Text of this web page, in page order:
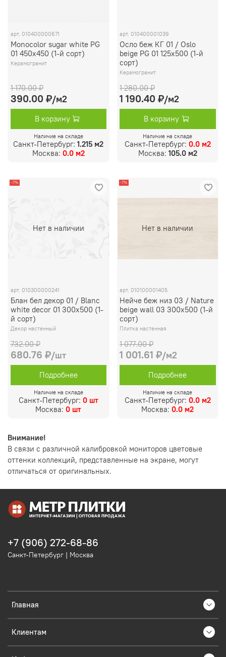
арт. 010400000671
Monocolor sugar white PG
01 450х450 (1-й сорт)
Керамогранит
1 170.00 ₽
390.00 ₽/м2
В корзину
Наличие на складе
Санкт-Петербург:1.215 м2
Москва: 0.0 м2
арт. 010400001039
Осло беж КГ 01 / Oslo
beige PG 01 125х500 (1-й
сорт)
Керамогранит
1 280.00 ₽
1 190.40 ₽/м2
В корзину
Наличие на складе
Санкт-Петербург: 0.0 м2
Москва: 105.0 м2
Нет в наличии
-7%
арт. 010300000241
Блан бел декор 01 / Blanc
white decor 01 300х500 (1-
й сорт)
Декор настенный
732.00 ₽
680.76 ₽/шт
Подробнее
Наличие на складе
Санкт-Петербург: 0 шт
Москва:0 шт
Нет в наличии
-7%
арт. 010100001405
Нейче беж низ 03 / Nature
beige wall 03 300х500 (1-й
сорт)
Плитка настенная
1 077.00 ₽
1 001.61 ₽/м2
Подробнее
Наличие на складе
Санкт-Петербург: 0.0 м2
Москва:0.0 м2
Внимание!
В связи с различной калибровкой мониторов цветовые
оттенки коллекций, представленные на экране, могут
отличаться от оригинальных.
Главная
Клиентам
+7 (906) 272-68-86
Санкт-Петербург | Москва